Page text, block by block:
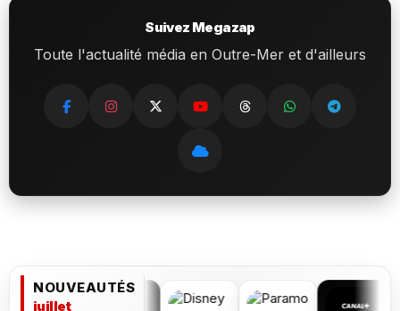
Suivez Megazap
Toute l'actualité média en Outre-Mer et d'ailleurs
NOUVEAUTÉS
juillet